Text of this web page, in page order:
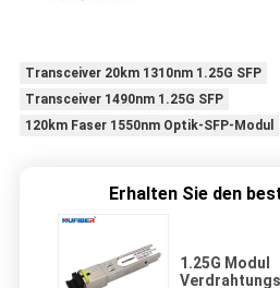
Transceiver 20km 1310nm 1.25G SFP
Transceiver 1490nm 1.25G SFP
120km Faser 1550nm Optik-SFP-Modul
Erhalten Sie den
1.25G Modul